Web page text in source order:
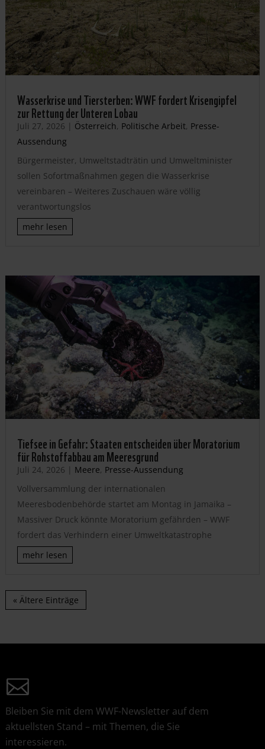
Wasserkrise und Tiersterben: WWF fordert Krisengipfel
zur Rettung der Unteren Lobau
Juli 27, 2026 | Österreich, Politische Arbeit, Presse-
Aussendung
Bürgermeister, Umweltstadträtin und Umweltminister
sollen Sofortmaßnahmen gegen die Wasserkrise
vereinbaren – Weiteres Zuschauen wäre völlig
verantwortungslos
mehr lesen
Tiefsee in Gefahr: Staaten entscheiden über Moratorium
für Rohstoffabbau am Meeresgrund
Juli 24, 2026 | Meere, Presse-Aussendung
Vollversammlung der internationalen
Meeresbodenbehörde startet am Montag in Jamaika –
Massiver Druck könnte Moratorium gefährden – WWF
fordert das Verhindern einer Umweltkatastrophe
mehr lesen
« Ältere Einträge
Bleiben Sie mit dem WWF-Newsletter auf dem
aktuellsten Stand – mit Themen, die Sie
interessieren.